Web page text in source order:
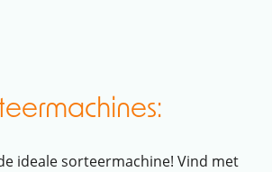
ideale sorteermachine! Vind met